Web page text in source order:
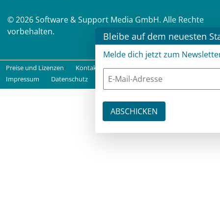
© 2026 Software & Support Media GmbH. Alle Rechte
vorbehalten.
Preise und Lizenzen Kontakt FAQ
Expert:in werden
Impressum
Datenschutz AGB
Bleibe auf dem neuesten
Melde dich jetzt zum